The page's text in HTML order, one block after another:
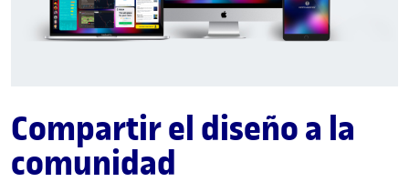
Compartir el diseño a la
comunidad